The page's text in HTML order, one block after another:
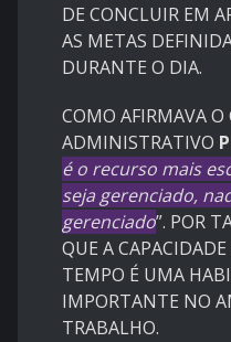
DE CONCLUIR EM
AS METAS
DURANTE O DIA.
COMO AFIRMAVA
ADMINISTRATIVO
é o recurso mais
seja gerenciado,
gerenciado”. POR
QUE A
TEMPO É UMA
IMPORTANTE NO
TRABALHO.